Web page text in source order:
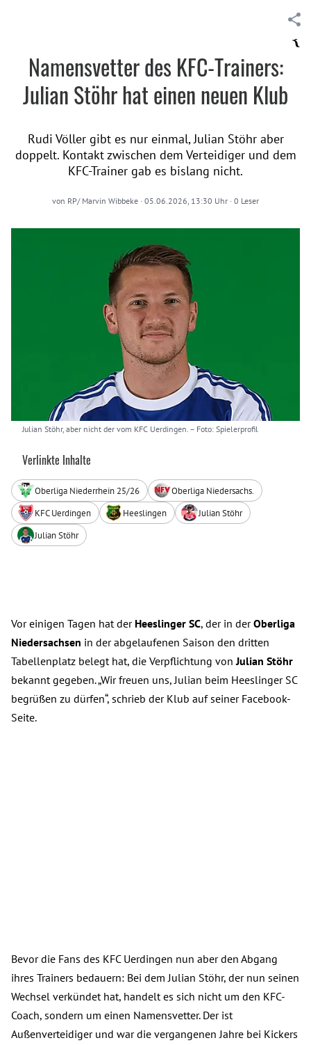
Namensvetter des KFC-Trainers:
Julian Stöhr hat einen neuen Klub
Rudi Völler gibt es nur einmal, Julian Stöhr aber
doppelt. Kontakt zwischen dem Verteidiger und dem
KFC-Trainer gab es bislang nicht.
von RP/ Marvin Wibbeke · 05.06.2026, 13:30 Uhr · 0 Leser
Julian Stöhr, aber nicht der vom KFC Uerdingen. – Foto: Spielerprofil
Verlinkte Inhalte
Oberliga Niederrhein 25/26
Oberliga Niedersachs.
KFC Uerdingen
Heeslingen
Julian Stöhr
Julian Stöhr
Vor einigen Tagen hat der Heeslinger SC, der in derOberliga
Niedersachsen in der abgelaufenen Saison den dritten
Tabellenplatz belegt hat, die Verpflichtung von Julian Stöhr
bekannt gegeben. „Wir freuen uns, Julian beim Heeslinger SC
begrüßen zu dürfen“, schrieb der Klub auf seiner Facebook-
Seite.
Bevor die Fans des KFC Uerdingen nun aber den Abgang
ihres Trainers bedauern: Bei dem Julian Stöhr, der nun seinen
Wechsel verkündet hat, handelt es sich nicht um den KFC-
Coach, sondern um einen Namensvetter. Der ist
Außenverteidiger und war die vergangenen Jahre bei Kickers